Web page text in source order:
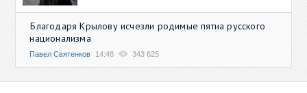
Благодаря Крылову исчезли родимые пятна русского
национализма
Павел Святенков 14:48 343 625